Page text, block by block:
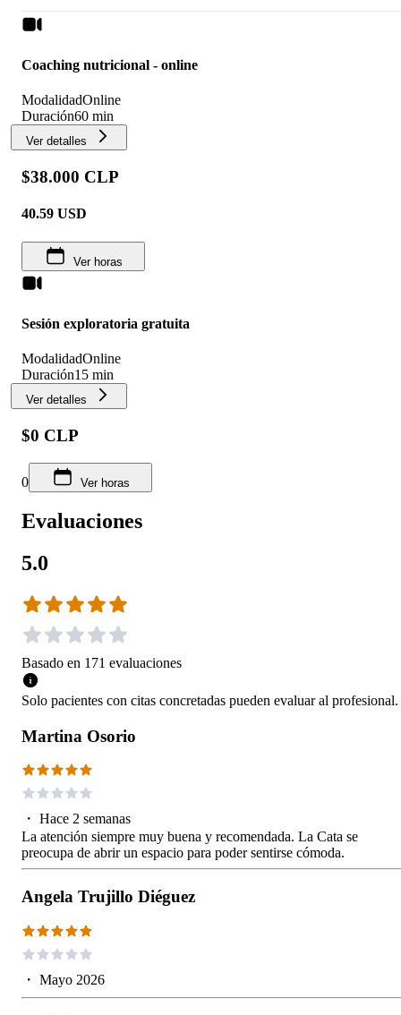
Coaching nutricional - online
ModalidadOnline
Duración60 min
Ver detalles
$38.000 CLP
40.59 USD
Ver horas
Sesión exploratoria gratuita
ModalidadOnline
Duración15 min
Ver detalles
$0 CLP
0 Ver horas
Evaluaciones
5.0
Basado en 171 evaluaciones
Solo pacientes con citas concretadas pueden evaluar al profesional.
Martina Osorio
・ Hace 2 semanas
La atención siempre muy buena y recomendada. La Cata se
preocupa de abrir un espacio para poder sentirse cómoda.
Angela Trujillo Diéguez
・ Mayo 2026